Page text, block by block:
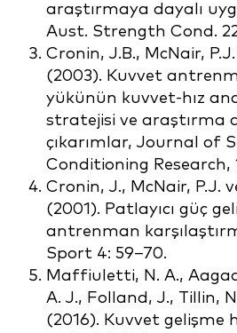
araştırmaya dayalı
Aust. Strength Cond.
Cronin, J.B., McNair,
(2003). Kuvvet
yükünün kuvvet-hız
stratejisi ve araştırma
çıkarımlar, Journal of
Conditioning Research,
Cronin, J., McNair, P.J.
(2001). Patlayıcı güç
antrenman
Sport 4: 59–70.
Maffiuletti, N. A.,
A. J., Folland, J., Tillin,
(2016). Kuvvet gelişme